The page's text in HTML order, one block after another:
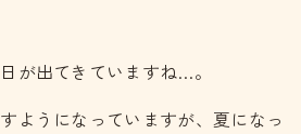
が出てきていますね…。
ようになっていますが、夏になっ